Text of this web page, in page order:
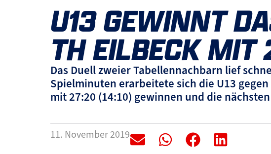
U13 GEWINNT
TH EILBECK
Das Duell zweier Tabellennachbarn lief
Spielminuten erarbeitete sich die U13
mit 27:20 (14:10) gewinnen und die
11. November 2019